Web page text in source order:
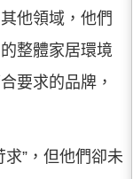
他領域，他們
整體家居環境
要求的品牌，
”，但他們卻未